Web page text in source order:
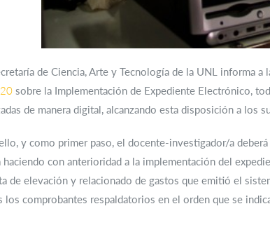
de Ciencia, Arte y Tecnología de la UNL informa
sobre la Implementación de Expediente Electrónico,
de manera digital, alcanzando esta disposición a
y como primer paso, el docente-investigador/a
haciendo con anterioridad a la implementación del
de elevación y relacionado de gastos que emitió el
los comprobantes respaldatorios en el orden que se